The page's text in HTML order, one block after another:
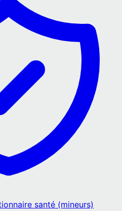
santé (mineurs)